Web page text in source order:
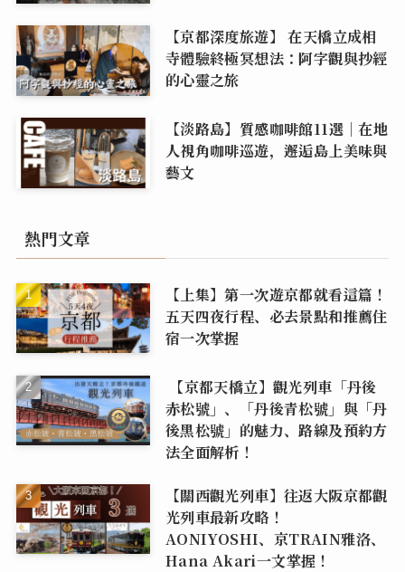
【京都深度旅遊】 在天橋立成相
寺體驗終極冥想法：阿字觀與抄經
的心靈之旅
【淡路島】質感咖啡館11選｜在地
人視角咖啡巡遊，邂逅島上美味與
藝文
熱門文章
【上集】第一次遊京都就看這篇！
五天四夜行程、必去景點和推薦住
宿一次掌握
【京都天橋立】觀光列車「丹後
赤松號」、「丹後青松號」與「丹
後黑松號」的魅力、路線及預約方
法全面解析！
【關西觀光列車】往返大阪京都觀
光列車最新攻略！
AONIYOSHI、京TRAIN雅洛、
Hana Akari一文掌握！